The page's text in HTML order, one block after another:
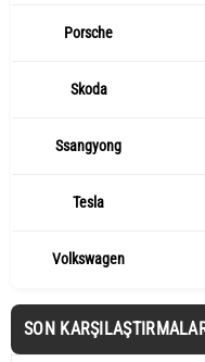
Porsche
Skoda
Ssangyong
Tesla
Volkswagen
SON